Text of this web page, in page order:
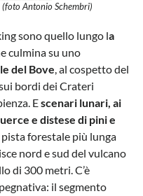
(foto Antonio Schembri)
sono quello lungo la
culmina su uno
del Bove, al cospetto del
bordi dei Crateri
Escenari lunari, ai
e distese di pini e
forestale più lunga
nord e sud del vulcano
di 300 metri. C’è
il segmento